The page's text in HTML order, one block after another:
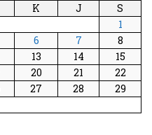
K J
S
1
6 7
8
13 14
15
20 21
22
27 28
29